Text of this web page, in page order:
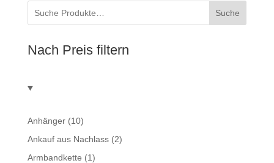
Suche
Nach Preis filtern
Anhänger(10)
Ankauf aus Nachlass(2)
Armbandkette (1)